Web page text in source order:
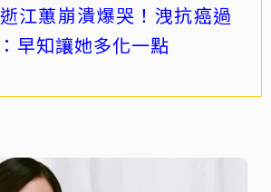
江蕙崩潰爆哭！洩抗癌過
早知讓她多化一點